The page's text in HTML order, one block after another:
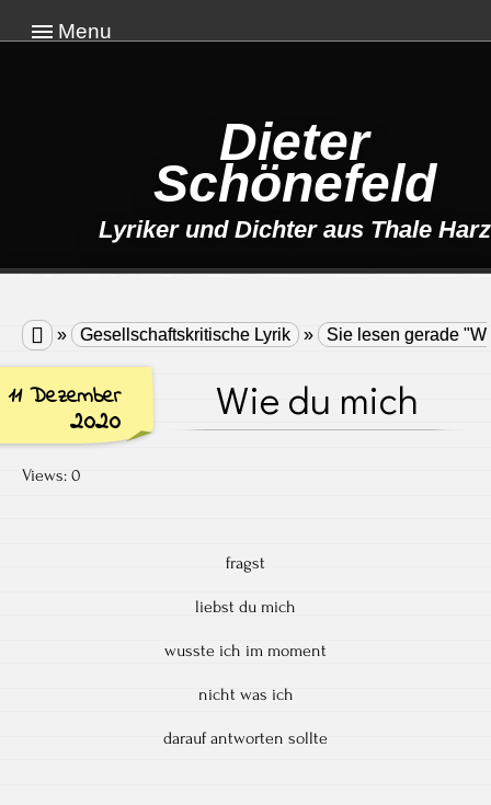
Menu
Dieter
Schönefeld
Lyriker und Dichter aus Thale Harz
 » Gesellschaftskritische Lyrik » Sie lesen gerade
11 Dezember
2020 Wie du mich
Views: 0
fragst
liebst du mich
wusste ich im moment
nicht was ich
darauf antworten sollte